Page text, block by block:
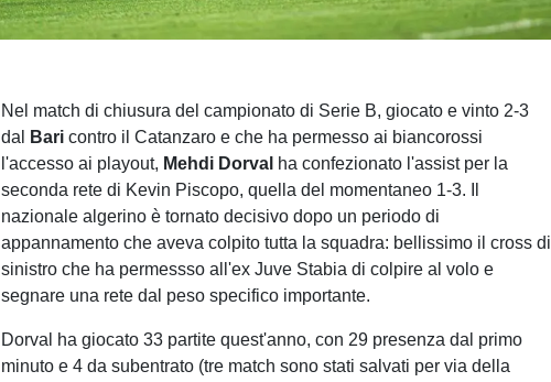
Nel match di chiusura del campionato di Serie B, giocato e vinto 2-3
dal
Baricontro il Catanzaro e che ha permesso ai biancorossi
l'accesso ai playout, Mehdi Dorval ha confezionato l'assist per la
seconda rete di Kevin Piscopo, quella del momentaneo 1-3. Il
nazionale algerino è tornato decisivo dopo un periodo di
appannamento che aveva colpito tutta la squadra: bellissimo il cross di
sinistro che ha permessso all'ex Juve Stabia di colpire al volo e
segnare una rete dal peso specifico importante.
Dorval ha giocato 33 partite quest'anno, con 29 presenza dal primo
minuto e 4 da subentrato (tre match sono stati salvati per via della